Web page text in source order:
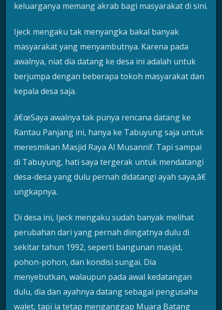
keluarganya memang akrab bagi masyarakat di sini.
Ijeck mengaku tak menyangka bakal banyak
masyarakat yang menyambutnya. Karena pada
awalnya, niat dia datang ke desa ini adalah untuk
berjumpa dengan beberapa tokoh masyarakat dan
kepala desa saja.
â€œSaya awalnya tak punya rencana datang ke
Rantau Panjang ini, hanya ke Tabuyung saja untuk
meresmikan Masjid Raya Al Musannif. Tapi sampai
di Tabuyung, hati saya tergerak untuk mendatangi
desa-desa yang dulu pernah didatangi ayah saya,â€
ungkapnya.
Di desa ini, Ijeck mengaku sudah banyak melihat
perubahan dari yang pernah diingatnya dulu di
sekitar tahun 1992, seperti bangunan masjid,
pohon-pohon, dan kondisi sungai. Dia
menyebutkan, walaupun pada awal kedatangan
dulu, dia dan ayahnya datang sebagai pengusaha
walet, tapi ia tetap menganggap Muara Batang